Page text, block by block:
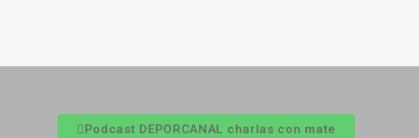
Podcast DEPORCANAL charlas con mate